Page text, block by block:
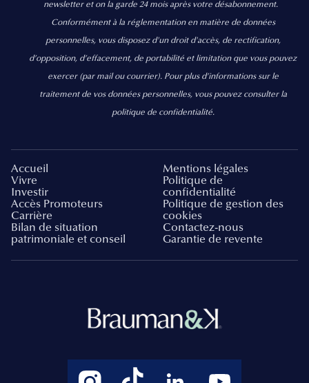
newsletter et on la garde 24 mois après votre désabonnement.
Conformément à la réglementation en matière de données
personnelles, vous disposez d'un droit d'accès, de rectification,
d’opposition, d’effacement, de portabilité et limitation que vous pouvez
exercer (par mail ou courrier). Pour plus d’informations sur le
traitement de vos données personnelles, vous pouvez consulter la
politique de confidentialité.
Accueil
Vivre
Investir
Accès Promoteurs
Carrière
Bilan de situation
patrimoniale et conseil
Mentions légales
Politique de
confidentialité
Politique de gestion des
cookies
Contactez-nous
Garantie de revente